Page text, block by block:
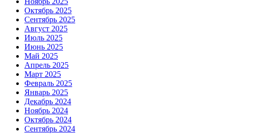
Октябрь 2025
Сентябрь 2025
Август 2025
Июль 2025
Июнь 2025
Май 2025
Апрель 2025
Март 2025
Февраль 2025
Январь 2025
Декабрь 2024
Ноябрь 2024
Октябрь 2024
Сентябрь 2024